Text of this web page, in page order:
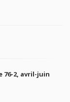
76-2, avril-juin